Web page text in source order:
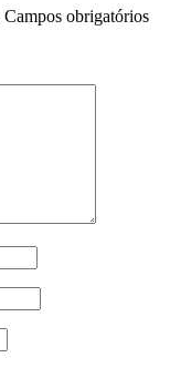
Campos obrigatórios